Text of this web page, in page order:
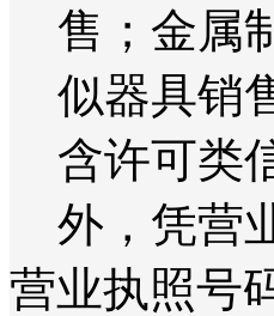
售；金属
似器具销
含许可类
外，凭营
营业执照号